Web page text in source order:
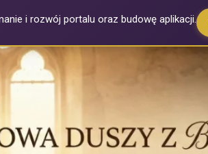
i rozwój portalu oraz budowę aplikacji.